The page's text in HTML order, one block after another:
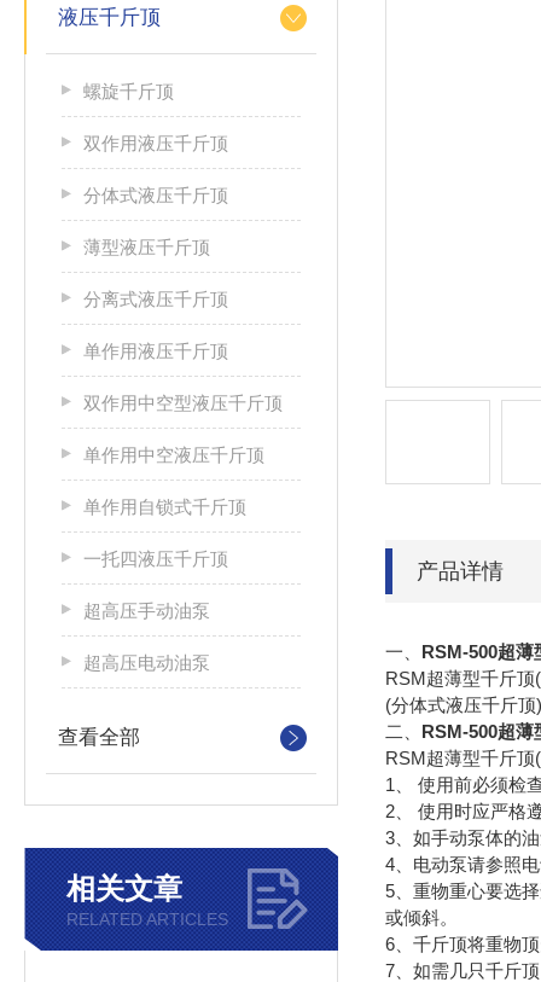
液压千斤顶
螺旋千斤顶
双作用液压千斤顶
分体式液压千斤顶
薄型液压千斤顶
分离式液压千斤顶
单作用液压千斤顶
双作用中空型液压千斤顶
单作用中空液压千斤顶
单作用自锁式千斤顶
一托四液压千斤顶
超高压手动油泵
超高压电动油泵
查看全部
相关文章
RELATED ARTICLES
产品详情
一、 RSM-500超薄
RSM超薄型千斤
(分体式液压千斤
二、 RSM-500超薄
RSM超薄型千斤
1、 使用前必须检
2、 使用时应严格
3、如手动泵体的
4、电动泵请参照
5、重物重心要选
或倾斜。
6、千斤顶将重物
7、如需几只千斤